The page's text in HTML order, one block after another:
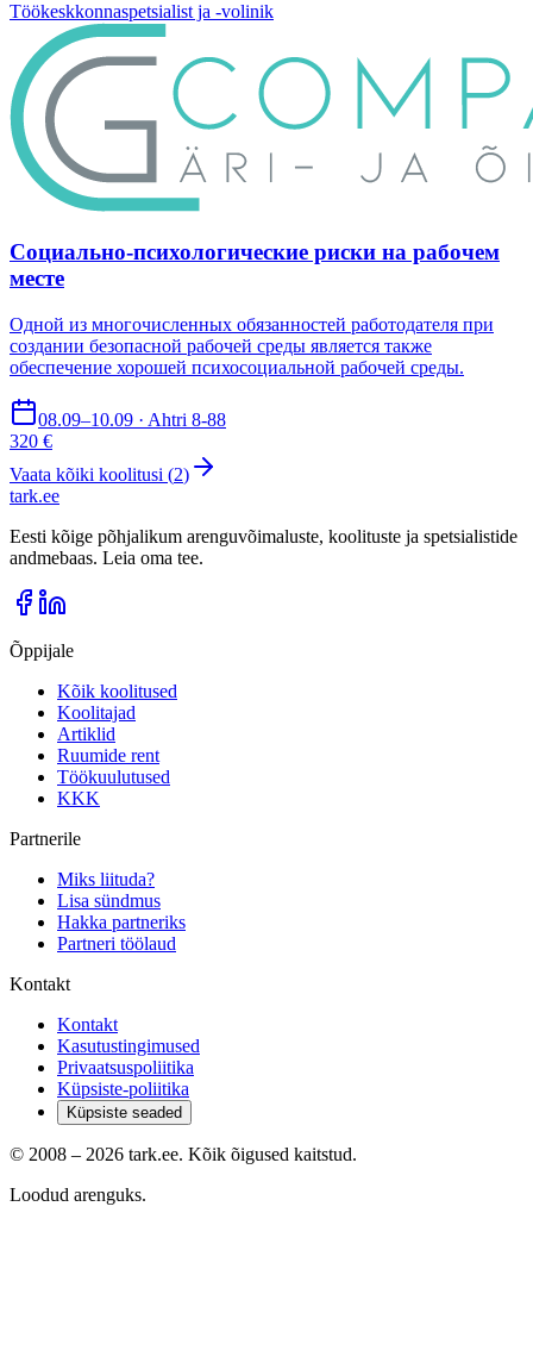
Töökeskkonnaspetsialist ja -volinik
Социально-психологические риски на рабочем
месте
Одной из многочисленных обязанностей работодателя при
создании безопасной рабочей среды является также
обеспечение хорошей психосоциальной рабочей среды.
08.09–10.09 · Ahtri 8-88
320 €
Vaata kõiki koolitusi (2)
tark.ee
Eesti kõige põhjalikum arenguvõimaluste, koolituste ja spetsialistide
andmebaas. Leia oma tee.
Õppijale
Kõik koolitused
Koolitajad
Artiklid
Ruumide rent
Töökuulutused
KKK
Partnerile
Miks liituda?
Lisa sündmus
Hakka partneriks
Partneri töölaud
Kontakt
Kontakt
Kasutustingimused
Privaatsuspoliitika
Küpsiste-poliitika
Küpsiste seaded
© 2008 – 2026 tark.ee. Kõik õigused kaitstud.
Loodud arenguks.